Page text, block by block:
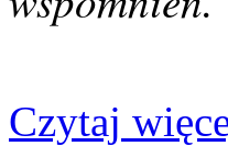
Czytaj